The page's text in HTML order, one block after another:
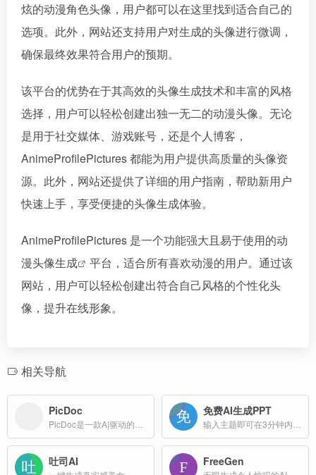
炫的动漫角色头像，用户都可以在这里找到适合自己的
选项。此外，网站还支持用户对生成的头像进行微调，
确保最终效果符合用户的预期。
该平台的优势在于其高效的头像生成技术和丰富的风格
选择，用户可以轻松创建出独一无二的动漫头像。无论
是用于社交媒体、游戏账号，还是个人博客，
AnimeProfilePictures 都能为用户提供高质量的头像资
源。此外，网站还提供了详细的用户指南，帮助新用户
快速上手，享受便捷的头像生成体验。
AnimeProfilePictures 是一个功能强大且易于使用的动
漫头像生成
平台，适合所有喜欢动漫的用户。通过该
网站，用户可以轻松创建出符合自己风格的个性化头
像，提升在线形象。
相关导航
PicDoc 免费AI生成PPT
吐司AI FreeGen